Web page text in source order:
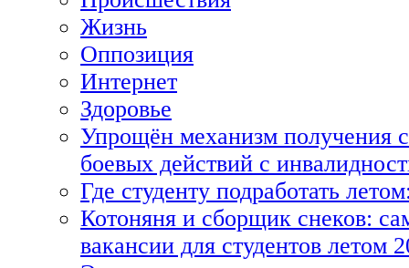
Жизнь
Оппозиция
Интернет
Здоровье
Упрощён механизм получения
боевых действий с
Где студенту подработать
Котоняня и сборщик снеков:
вакансии для студентов летом